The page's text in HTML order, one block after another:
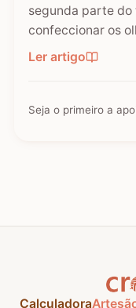
segunda parte
confeccionar os
formar a cabeça
nesta etapa que
expressão e
sucesso absoluto
Ler artigo
Seja o primeiro a
Calculadora